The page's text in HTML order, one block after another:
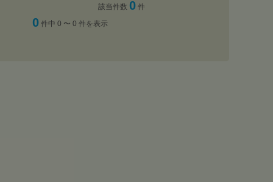
該当件数 0 件
0 件中 0 〜 0 件を表示